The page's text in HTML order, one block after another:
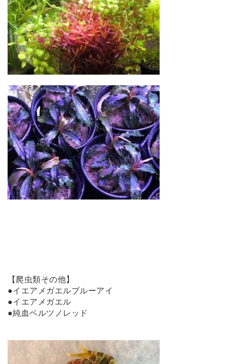
【爬虫類その他】
●イエアメガエルブルーアイ
●イエアメガエル
●純血ベルツノレッド